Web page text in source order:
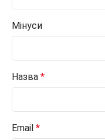
Мінуси
Назва *
Email *